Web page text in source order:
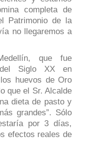
completa de
Patrimonio de la
no llegaremos a
que fue
del Siglo XX en
huevos de Oro
que el Sr. Alcalde
dieta de pasto y
grandes”. Sólo
por 3 días,
efectos reales de